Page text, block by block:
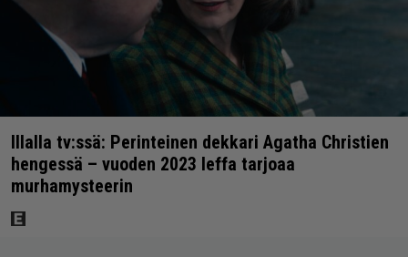
Illalla tv:ssä: Perinteinen dekkari Agatha Christien
hengessä – vuoden 2023 leffa tarjoaa
murhamysteerin